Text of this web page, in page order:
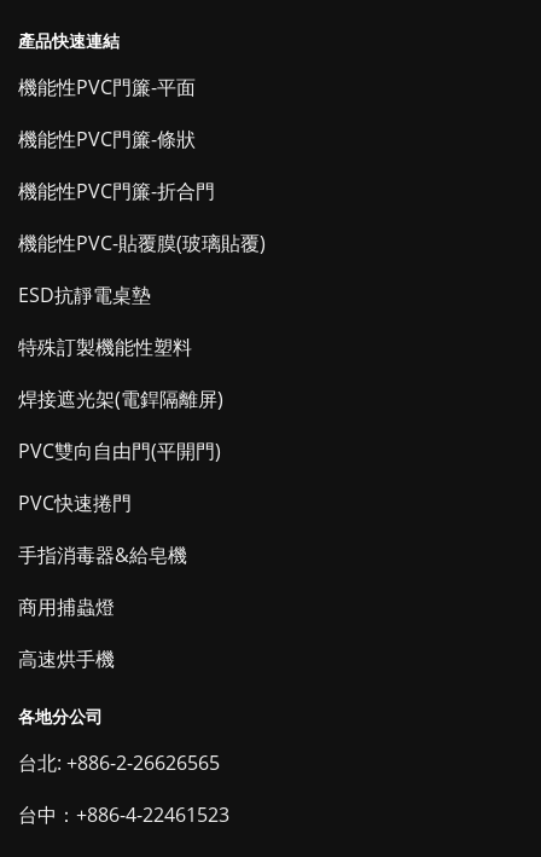
產品快速連結
機能性PVC門簾-平面
機能性PVC門簾-條狀
機能性PVC門簾-折合門
機能性PVC-貼覆膜(玻璃貼覆)
ESD抗靜電桌墊
特殊訂製機能性塑料
焊接遮光架(電銲隔離屏)
PVC雙向自由門(平開門)
PVC快速捲門
手指消毒器&給皂機
商用捕蟲燈
高速烘手機
各地分公司
台北: +886-2-26626565
台中：+886-4-22461523